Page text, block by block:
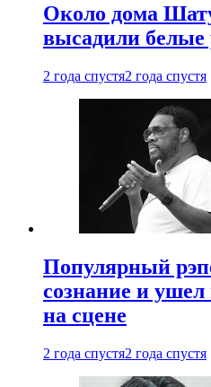
Около дома
высадили белые
2 года спустя2 года спустя
Популярный
сознание и
на сцене
2 года спустя2 года спустя